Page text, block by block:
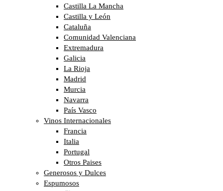
Castilla La Mancha
Castilla y León
Cataluña
Comunidad Valenciana
Extremadura
Galicia
La Rioja
Madrid
Murcia
Navarra
País Vasco
Vinos Internacionales
Francia
Italia
Portugal
Otros Paises
Generosos y Dulces
Espumosos